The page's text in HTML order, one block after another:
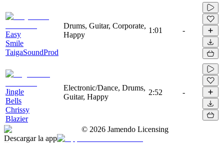
Easy
Smile
TaigaSoundProd
Drums, Guitar, Corporate,
Happy
1:01 -
Jingle
Bells
Chrissy
Blazier
Electronic/Dance, Drums,
Guitar, Happy
2:52 -
© 2026 Jamendo Licensing
Descargar la app